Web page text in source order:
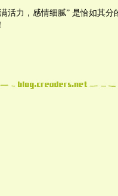
活力，感情细腻” 是恰如其分